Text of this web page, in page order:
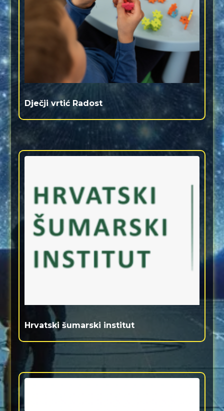
Dječji vrtić Radost
Hrvatski šumarski institut